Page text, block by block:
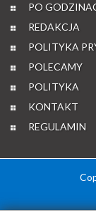
PO
REDAKCJA
POLITYKA
POLECAMY
POLITYKA
KONTAKT
REGULAMIN